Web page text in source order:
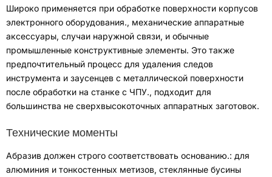
Широко применяется при обработке поверхности корпусов
электронного оборудования.
механические аппаратные
аксессуары случаи наружной связи и обычные
промышленные конструктивные элементы Это также
предпочтительный процесс для удаления следов
инструмента и заусенцев с металлической поверхности
после обработки на станке с ЧПУ.
подходит для
большинства не сверхвысокоточных аппаратных заготовок
Технические моменты
Абразив должен строго соответствовать основанию. : для
алюминия и тонкостенных метизов стеклянные бусины